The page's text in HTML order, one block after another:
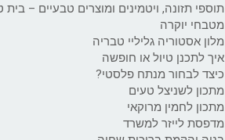
תוספי תזונה, ויטמינים ומוצרים טבעיים –
מטבחי יוקרה
מלון אסטוריה גליליי טבריה
איך לתכנן טיול או חופשה
כיצד לבחור מנתח פלסטי?
מתכון לשניצל טעים
מתכון לחמין מרוקאי
מדפסת לייזר למשרד